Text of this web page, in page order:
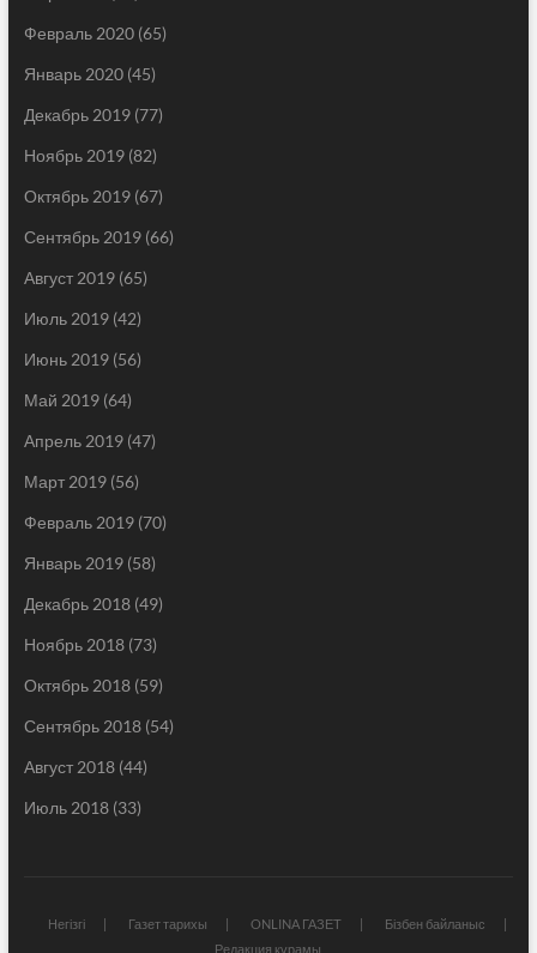
Февраль 2020(65)
Январь 2020(45)
Декабрь 2019(77)
Ноябрь 2019(82)
Октябрь 2019(67)
Сентябрь 2019(66)
Август 2019(65)
Июль 2019(42)
Июнь 2019(56)
Май 2019(64)
Апрель 2019(47)
Март 2019(56)
Февраль 2019(70)
Январь 2019(58)
Декабрь 2018(49)
Ноябрь 2018(73)
Октябрь 2018(59)
Сентябрь 2018(54)
Август 2018(44)
Июль 2018(33)
Негізгі Газет тарихы ONLINA ГАЗЕТ
Бізбен байланыс
Редакция құрамы